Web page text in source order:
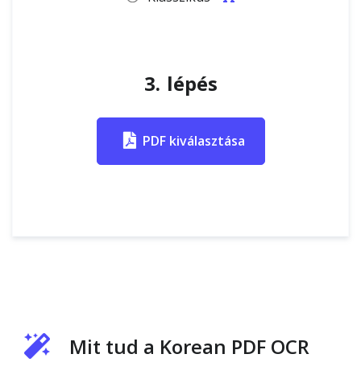
3. lépés
PDF kiválasztása
Mit tud a Korean PDF OCR